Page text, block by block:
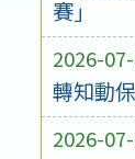
賽」
2026-
轉知動
2026-